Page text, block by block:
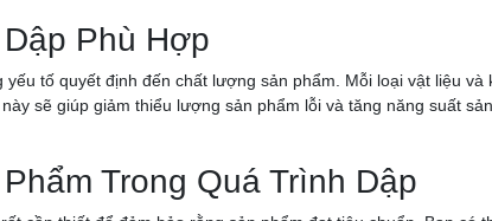
Phù Hợp
tố quyết định đến chất lượng sản phẩm. Mỗi loại vật liệu
sẽ giúp giảm thiểu lượng sản phẩm lỗi và tăng năng suất
Trong Quá Trình Dập